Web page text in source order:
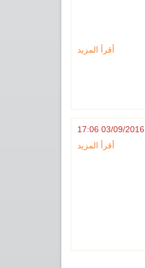
أقرأ المزيد
03/09/2016 17:06
أقرأ المزيد